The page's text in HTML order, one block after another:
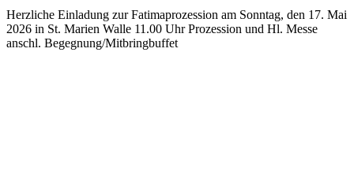
Herzliche Einladung zur Fatimaprozession am Sonntag, den 17. Mai
2026 in St. Marien Walle 11.00 Uhr Prozession und Hl. Messe
anschl. Begegnung/Mitbringbuffet